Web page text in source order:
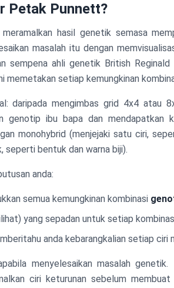
Petak Punnett?
hasil genetik semasa
masalah itu dengan
sempena ahli genetik British
memetakan setiap kemungkinan
daripada mengimbas grid 4x4 atau
genotip ibu bapa dan mendapatkan
monohybrid (menjejaki satu ciri,
seperti bentuk dan warna biji).
anda:
semua kemungkinan kombinasi
yang sepadan untuk setiap
anda kebarangkalian setiap ciri
menyelesaikan masalah
ciri keturunan sebelum membuat